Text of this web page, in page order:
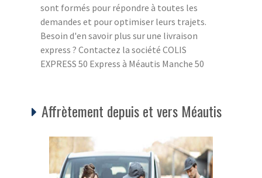
sont formés pour répondre à toutes les
demandes et pour optimiser leurs trajets.
Besoin d'en savoir plus sur une livraison
express ? Contactez la société COLIS
EXPRESS 50 Express à Méautis Manche 50
Affrètement depuis et vers Méautis